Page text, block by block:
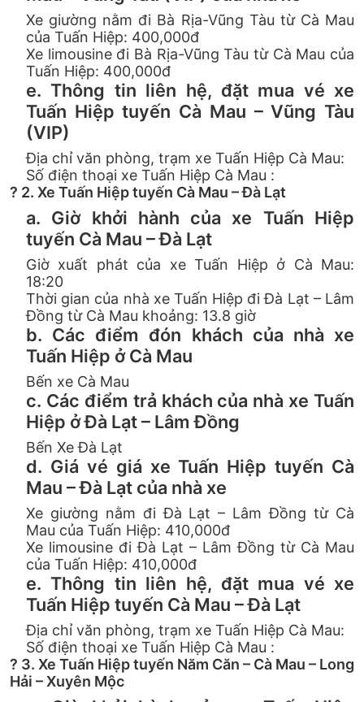
Xe giường nằm đi Bà Rịa-Vũng Tàu từ Cà Mau
của Tuấn Hiệp: 400,000đ
Xe limousine đi Bà Rịa-Vũng Tàu từ Cà Mau của
Tuấn Hiệp: 400,000đ
e. Thông tin liên hệ, đặt mua vé xe
Tuấn Hiệp tuyến Cà Mau – Vũng Tàu
(VIP)
Địa chỉ văn phòng, trạm xe Tuấn Hiệp Cà Mau:
Số điện thoại xe Tuấn Hiệp Cà Mau :
? 2. Xe Tuấn Hiệp tuyến Cà Mau – Đà Lạt
a. Giờ khởi hành của xe Tuấn Hiệp
tuyến Cà Mau – Đà Lạt
Giờ xuất phát của xe Tuấn Hiệp ở Cà Mau:
18:20
Thời gian của nhà xe Tuấn Hiệp đi Đà Lạt – Lâm
Đồng từ Cà Mau khoảng: 13.8 giờ
b. Các điểm đón khách của nhà xe
Tuấn Hiệp ở Cà Mau
Bến xe Cà Mau
c. Các điểm trả khách của nhà xe Tuấn
Hiệp ở Đà Lạt – Lâm Đồng
Bến Xe Đà Lạt
d. Giá vé giá xe Tuấn Hiệp tuyến Cà
Mau – Đà Lạt của nhà xe
Xe giường nằm đi Đà Lạt – Lâm Đồng từ Cà
Mau của Tuấn Hiệp: 410,000đ
Xe limousine đi Đà Lạt – Lâm Đồng từ Cà Mau
của Tuấn Hiệp: 410,000đ
e. Thông tin liên hệ, đặt mua vé xe
Tuấn Hiệp tuyến Cà Mau – Đà Lạt
Địa chỉ văn phòng, trạm xe Tuấn Hiệp Cà Mau:
Số điện thoại xe Tuấn Hiệp Cà Mau :
? 3. Xe Tuấn Hiệp tuyến Năm Căn – Cà Mau – Long
Hải – Xuyên Mộc